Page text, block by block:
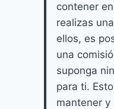
contener
realizas
ellos, es
una
suponga
para ti.
mantener y